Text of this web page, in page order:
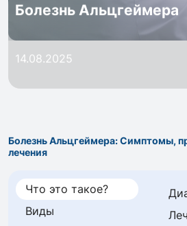
Болезнь Альцгеймера
14.08.2025
Болезнь Альцгеймера: Симптомы,
лечения
Что это такое?
Виды